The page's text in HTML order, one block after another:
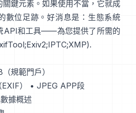
鍵元素。如果使用不當，它就成
數位足跡。好消息是：生態系統
和工具——為您提供了所需的
;Exiv2;IPTC;XMP).
規範門戶）
）
• JPEG APP段
據概述